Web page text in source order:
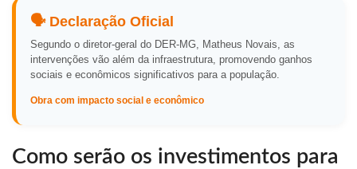
🗣️ Declaração Oficial
Segundo o diretor-geral do DER-MG, Matheus Novais, as
intervenções vão além da infraestrutura, promovendo ganhos
sociais e econômicos significativos para a população.
Obra com impacto social e econômico
Como serão os investimentos para